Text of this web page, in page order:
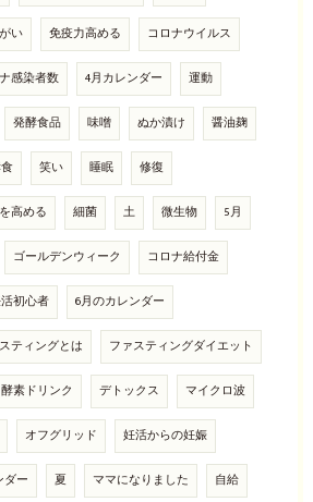
い 免疫力高める コロナウイルス
感染者数 4月カレンダー 運動
発酵食品 味噌 ぬか漬け 醤油麹
笑い 睡眠 修復
高める 細菌 土 微生物 5月
ゴールデンウィーク コロナ給付金
初心者 6月のカレンダー
ティングとは ファスティングダイエット
酵素ドリンク デトックス マイクロ波
オフグリッド 妊活からの妊娠
ダー 夏 ママになりました 自給